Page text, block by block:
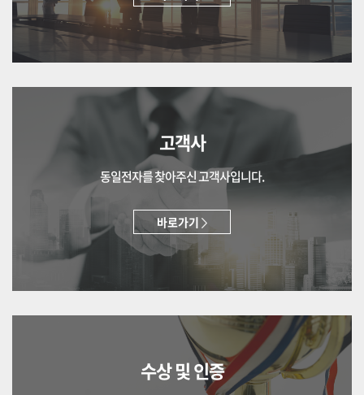
고객사
동일전자를 찾아주신 고객사입니다.
바로가기
수상 및 인증